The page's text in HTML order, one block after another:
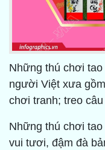
Những thú chơi
người Việt xưa
chơi tranh; treo
Những thú chơi
vui tươi, đậm đà